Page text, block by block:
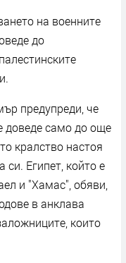
на военните
до
предупреди, че
доведе само до още
кралство настоя
си. Египет, който е
и "Хамас", обяви,
в анклава
които